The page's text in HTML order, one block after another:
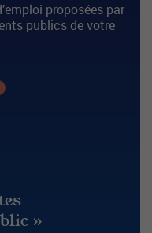
proposées par
publics de votre
»